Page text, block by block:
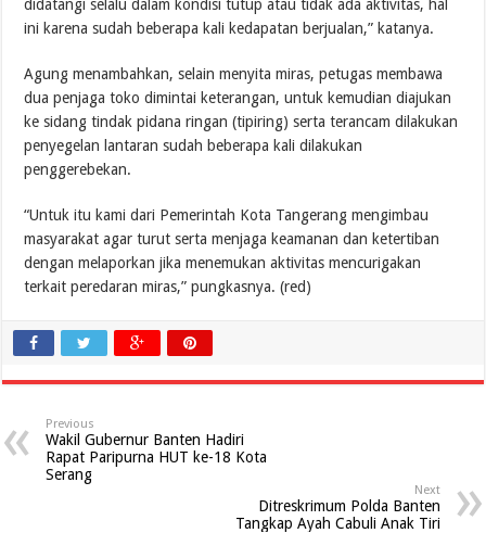
didatangi selalu dalam kondisi tutup atau tidak ada aktivitas, hal
ini karena sudah beberapa kali kedapatan berjualan,” katanya.
Agung menambahkan, selain menyita miras, petugas membawa
dua penjaga toko dimintai keterangan, untuk kemudian diajukan
ke sidang tindak pidana ringan (tipiring) serta terancam dilakukan
penyegelan lantaran sudah beberapa kali dilakukan
penggerebekan.
“Untuk itu kami dari Pemerintah Kota Tangerang mengimbau
masyarakat agar turut serta menjaga keamanan dan ketertiban
dengan melaporkan jika menemukan aktivitas mencurigakan
terkait peredaran miras,” pungkasnya. (red)
Previous
Wakil Gubernur Banten Hadiri
Rapat Paripurna HUT ke-18 Kota
Serang
Next
Ditreskrimum Polda Banten
Tangkap Ayah Cabuli Anak Tiri